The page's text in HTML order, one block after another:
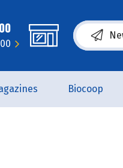
(s’ouvre
Biocoop